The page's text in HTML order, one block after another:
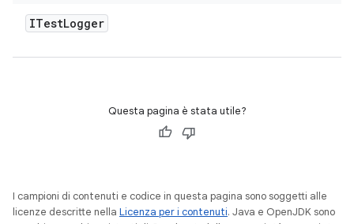
ITestLogger
Questa pagina è stata utile?
I campioni di contenuti e codice in questa pagina sono soggetti alle
licenze descritte nella Licenza per i contenuti. Java e OpenJDK sono